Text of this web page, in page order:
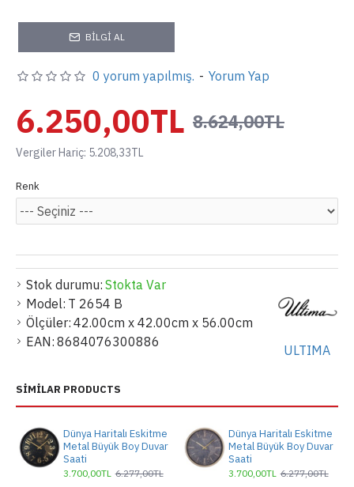
BILGI AL
Stok durumu: Stokta Var
Model: T 2654 B
Ölçüler: 42.00cm x 42.00cm x 56.00cm
EAN: 8684076300886
ULTIMA
0 yorum yapılmış. - Yorum Yap
6.250,00TL 8.624,00TL
Vergiler Hariç: 5.208,33TL
Renk
SIMILAR PRODUCTS
Dünya Haritalı Eskitme
Metal Büyük Boy Duvar
Saati
3.700,00TL 6.277,00TL
Dünya Haritalı Eskitme
Metal Büyük Boy Duvar
Saati
3.700,00TL 6.277,00TL